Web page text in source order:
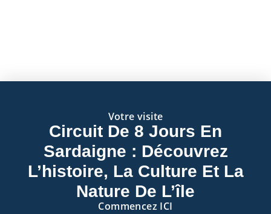
Votre visite
Circuit De 8 Jours En
Sardaigne : Découvrez
L’histoire, La Culture Et La
Nature De L’île
Commencez ICI